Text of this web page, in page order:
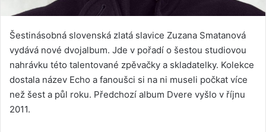
Šestinásobná slovenská zlatá slavice Zuzana Smatanová
vydává nové dvojalbum. Jde v pořadí o šestou studiovou
nahrávku této talentované zpěvačky a skladatelky. Kolekce
dostala název Echo a fanoušci si na ni museli počkat více
než šest a půl roku. Předchozí album Dvere vyšlo v říjnu
2011.